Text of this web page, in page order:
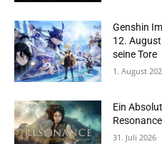
Genshin
12.
seine Tore
1. August
Ein
31. Juli 2026